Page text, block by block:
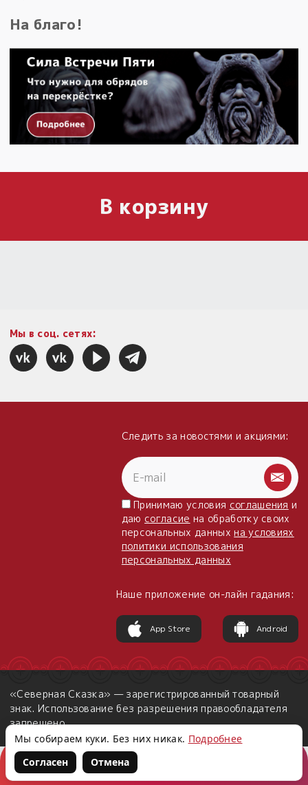
Корзина Войти
На благо!
В корзину
Мы в соц. сетях:
Следить за новостями и акциями:
Принимаю условия соглашения и
даю согласие на обработку своих
персональных данныхна условиях
политики использования
персональных данных
Наше приложение он-лайн гадания:
App Store Android
«Северная Сказка» — зарегистрированный товарный
знак. Использование без разрешения правообладателя
запрещено.
Мы собираем куки. Без них никак. Подробнее
Согласен
Отмена